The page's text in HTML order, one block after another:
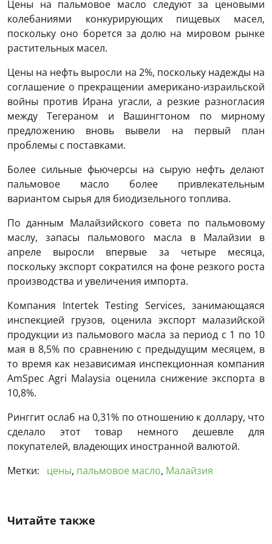
Цены на пальмовое масло следуют за ценовыми
колебаниями конкурирующих пищевых масел,
поскольку оно борется за долю на мировом рынке
растительных масел.
Цены на нефть выросли на 2%, поскольку надежды на
соглашение о прекращении американо-израильской
войны против Ирана угасли, а резкие разногласия
между Тегераном и Вашингтоном по мирному
предложению вновь вывели на первый план
проблемы с поставками.
Более сильные фьючерсы на сырую нефть делают
пальмовое масло более привлекательным
вариантом сырья для биодизельного топлива.
По данным Малайзийского совета по пальмовому
маслу, запасы пальмового масла в Малайзии в
апреле выросли впервые за четыре месяца,
поскольку экспорт сократился на фоне резкого роста
производства и увеличения импорта.
Компания Intertek Testing Services, занимающаяся
инспекцией грузов, оценила экспорт малазийской
продукции из пальмового масла за период с 1 по 10
мая в 8,5% по сравнению с предыдущим месяцем, в
то время как независимая инспекционная компания
AmSpec Agri Malaysia оценила снижение экспорта в
10,8%.
Ринггит ослаб на 0,31% по отношению к доллару, что
сделало этот товар немного дешевле для
покупателей, владеющих иностранной валютой.
Метки:
цены, пальмовое масло, Малайзия
Читайте также